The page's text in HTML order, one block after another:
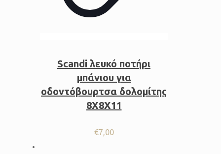
Scandi λευκό ποτήρι
μπάνιου για
οδοντόβουρτσα δολομίτης
8Χ8Χ11
€7,00